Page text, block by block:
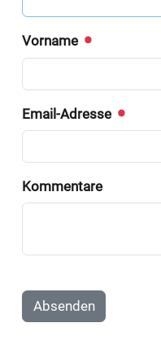
Vorname
Email-Adresse
Kommentare
Absenden